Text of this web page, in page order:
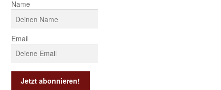
Name
Email